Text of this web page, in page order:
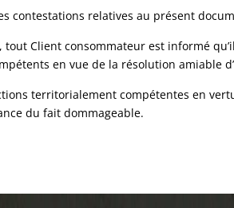
contestations relatives au présent
Client consommateur est informé
en vue de la résolution amiable
territorialement compétentes en
du fait dommageable.